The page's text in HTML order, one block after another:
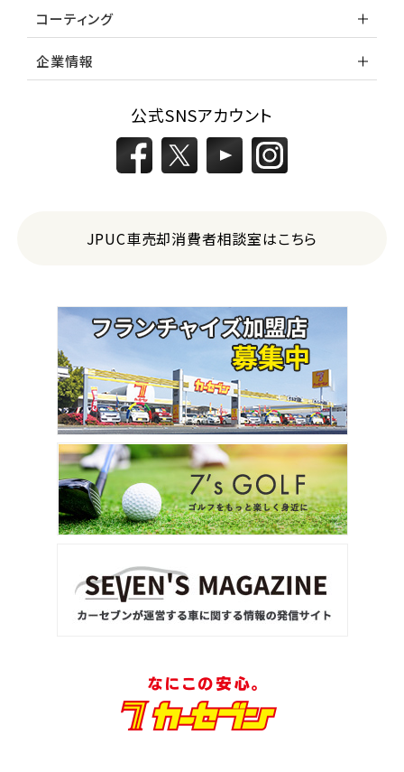
コーティング
企業情報
公式SNSアカウント
JPUC車売却消費者相談室はこちら